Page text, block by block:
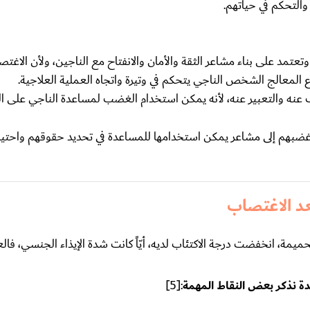
في حياتهم.
على بناء مشاعر الثقة والأمان والانفتاح مع الناجين، ولأن
الشخص الناجي يتحكم في وتيرة واتجاه العملية العلاجية.
والتعبير عنه، لأنه يمكن استخدام الغضب لمساعدة الناجي على
إلى مشاعر يمكن استخدامها للمساعدة في تحديد حقوقهم
الاغتصاب
انخفضت درجة الاكتئاب لديه، أيّاً كانت شدة الإيذاء الجنسي،
نذكر بعض النقاط المهمة:[5]